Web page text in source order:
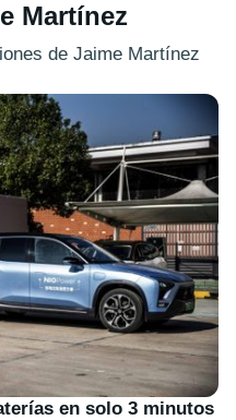
Martínez
de Jaime Martínez
en solo 3 minutos